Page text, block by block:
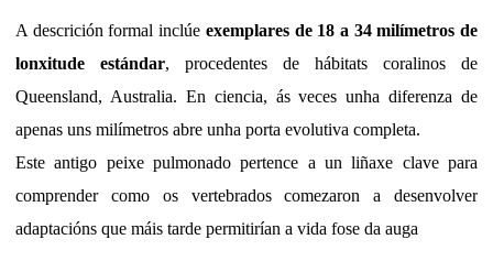
A descrición formal inclúe exemplares de 18 a 34 milímetros de
lonxitude estándar, procedentes de hábitats coralinos de
Queensland, Australia. En ciencia, ás veces unha diferenza de
apenas uns milímetros abre unha porta evolutiva completa.
Este antigo peixe pulmonado pertence a un liñaxe clave para
comprender como os vertebrados comezaron a desenvolver
adaptacións que máis tarde permitirían a vida fose da auga